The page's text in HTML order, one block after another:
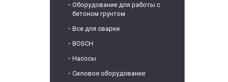
Оборудование для работы с
бетоном грунтом
Все для сварки
BOSCH
Насосы
Силовое оборудование